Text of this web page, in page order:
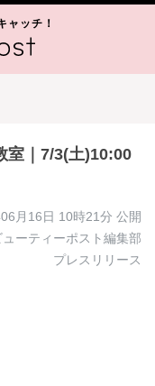
ャッチ！
室｜7/3(土)10:00
月16日 10時21分 公開
ューティーポスト編集部
プレスリリース